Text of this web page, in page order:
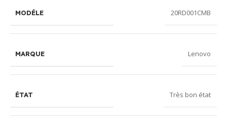
MODÉLE 20RD001CMB
MARQUE Lenovo
ÉTAT Très bon état